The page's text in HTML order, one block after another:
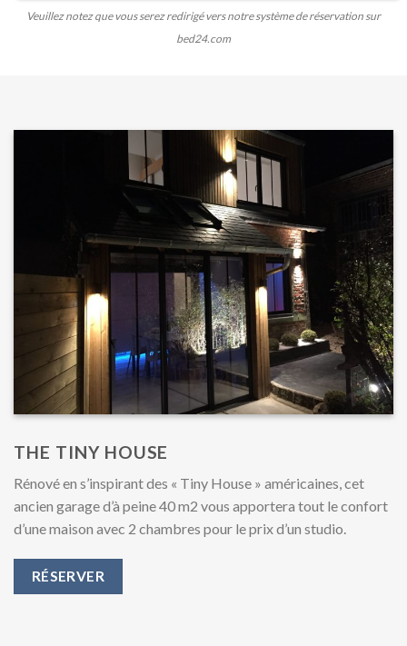
Veuillez notez que vous serez redirigé vers notre système de réservation sur
bed24.com
THE TINY HOUSE
Rénové en s’inspirant des « Tiny House » américaines, cet
ancien garage d’à peine 40 m2 vous apportera tout le confort
d’une maison avec 2 chambres pour le prix d’un studio.
RÉSERVER